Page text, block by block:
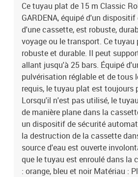
Faible poids et construction compacte :
le voyage Prêt à l'emploi : avec une buse
et tous les raccords nécessaires
Ce tuyau plat de 15 m Classic
GARDENA, équipé d'un
d'une cassette, est robuste,
voyage ou le transport. Ce
robuste et durable. Il peut
allant jusqu'à 25 bars. Équipé
pulvérisation réglable et de tous
requis, le tuyau plat est toujours
Lorsqu'il n'est pas utilisé, le
de manière plane dans la
un dispositif de sécurité
la destruction de la cassette
source d'eau est ouverte
que le tuyau est enroulé dans la
: orange, bleu et noir Matériau :